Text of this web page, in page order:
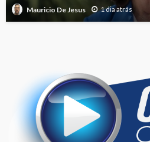
Mauricio De Jesus 1 dia atrás